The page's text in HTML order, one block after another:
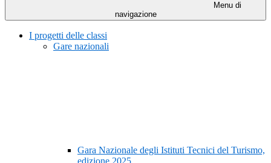
Menu di
navigazione
I progetti delle classi
Gare nazionali
Gara Nazionale degli Istituti Tecnici del Turismo,